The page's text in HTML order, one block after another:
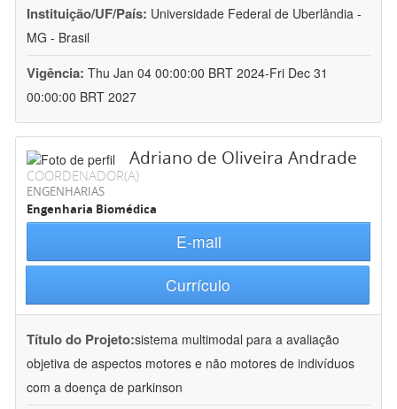
Instituição/UF/País: Universidade Federal de Uberlândia -
MG - Brasil
Vigência: Thu Jan 04 00:00:00 BRT 2024-Fri Dec 31
00:00:00 BRT 2027
Adriano de Oliveira Andrade
COORDENADOR(A)
ENGENHARIAS
Engenharia Biomédica
E-mail
Currículo
Título do Projeto:sistema multimodal para a avaliação
objetiva de aspectos motores e não motores de indivíduos
com a doença de parkinson